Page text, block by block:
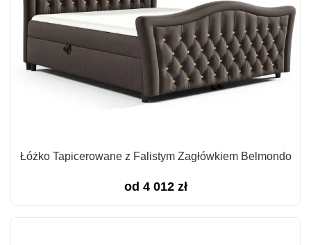
Łóżko Tapicerowane z Falistym Zagłówkiem Belmondo
od 4 012 zł